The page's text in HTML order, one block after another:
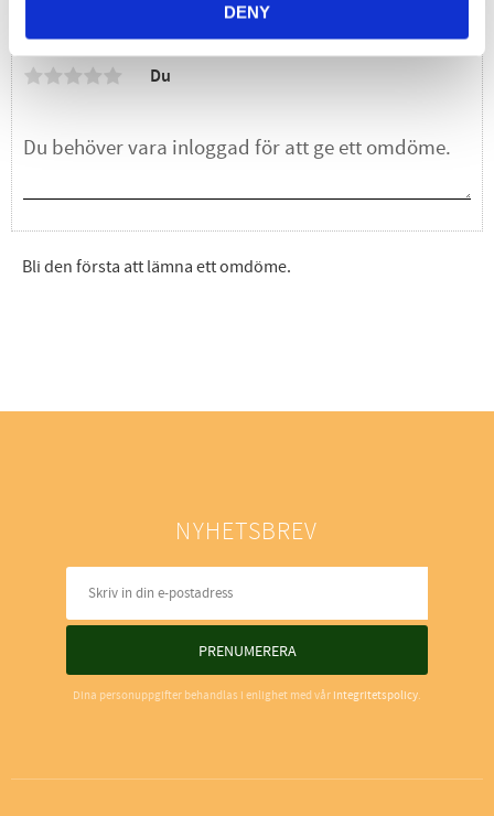
DENY
Du
Bli den första att lämna ett omdöme.
NYHETSBREV
PRENUMERERA
Dina personuppgifter behandlas i enlighet med vår integritetspolicy.